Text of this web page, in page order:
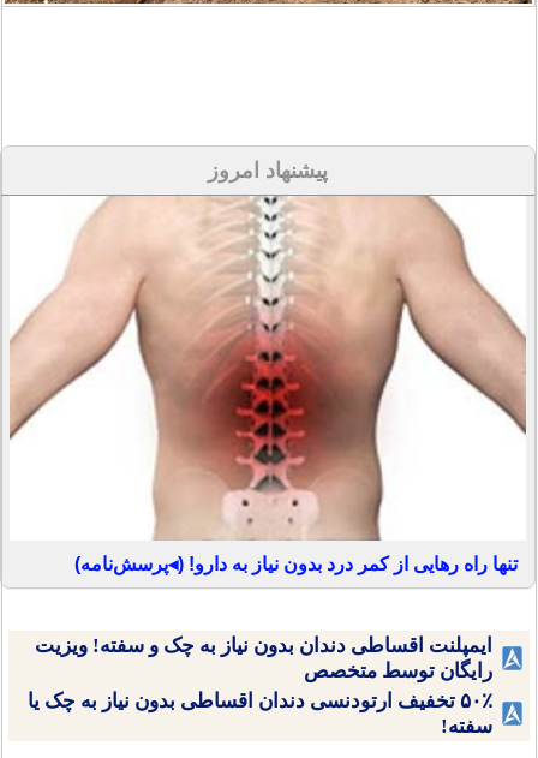
پیشنهاد امروز
تنها راه رهایی از کمر درد بدون نیاز به دارو! (◂پرسش‌نامه)
ایمپلنت اقساطی دندان بدون نیاز به چک و سفته! ویزیت
رایگان توسط متخصص
۵۰٪ تخفیف ارتودنسی دندان اقساطی بدون نیاز به چک یا
سفته!